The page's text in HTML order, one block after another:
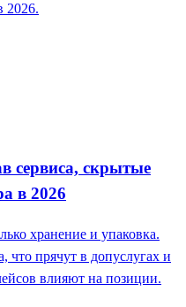
2026.
сервиса, скрытые
в 2026
хранение и упаковка.
что прячут в допуслугах и
влияют на позиции.